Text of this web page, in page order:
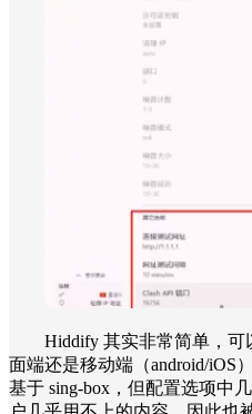
Hiddify 其实非常简单，
面端还是移动端（android/iOS
基于 sing-box，但配置选项中